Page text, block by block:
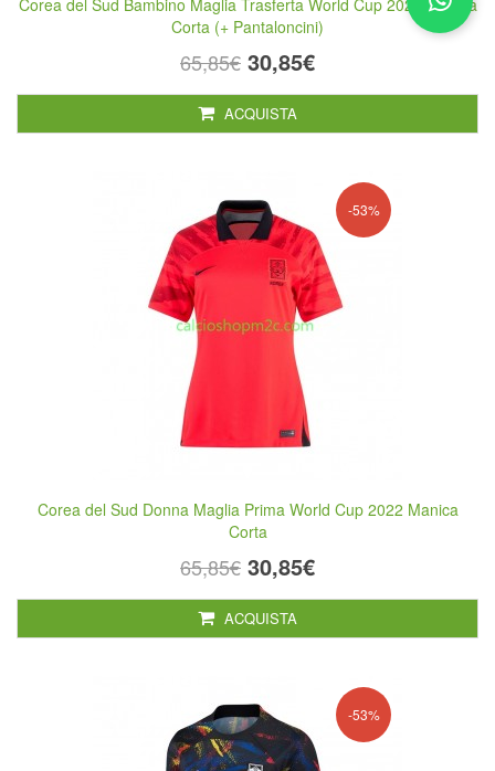
Corea del Sud Bambino Maglia Trasferta World Cup 2022 Manica
Corta (+ Pantaloncini)
65,85€ 30,85€
ACQUISTA
-53%
Corea del Sud Donna Maglia Prima World Cup 2022 Manica
Corta
65,85€ 30,85€
ACQUISTA
-53%